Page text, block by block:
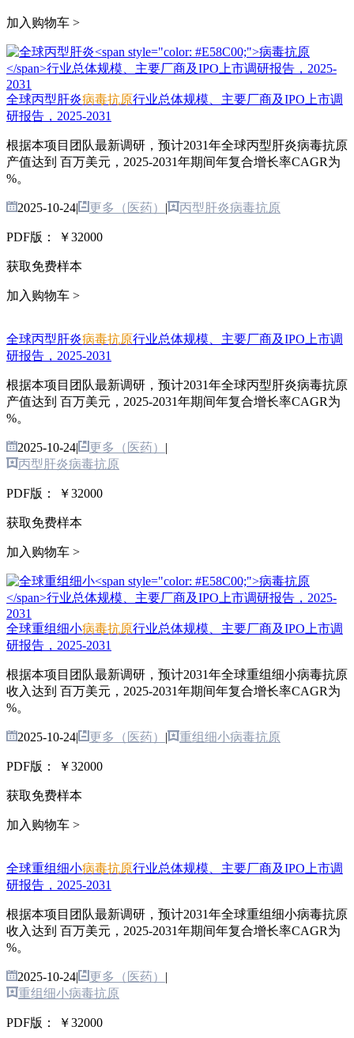
加入购物车 >
全球丙型肝炎病毒抗原行业总体规模、主要厂商及IPO上市调
研报告，2025-2031
根据本项目团队最新调研，预计2031年全球丙型肝炎病毒抗原
产值达到 百万美元，2025-2031年期间年复合增长率CAGR为
%。
2025-10-24| 更多（医药） | 丙型肝炎病毒抗原
PDF版： ￥32000
获取免费样本
加入购物车 >
全球丙型肝炎病毒抗原行业总体规模、主要厂商及IPO上市调
研报告，2025-2031
根据本项目团队最新调研，预计2031年全球丙型肝炎病毒抗原
产值达到 百万美元，2025-2031年期间年复合增长率CAGR为
%。
2025-10-24| 更多（医药） |
丙型肝炎病毒抗原
PDF版： ￥32000
获取免费样本
加入购物车 >
全球重组细小病毒抗原行业总体规模、主要厂商及IPO上市调
研报告，2025-2031
根据本项目团队最新调研，预计2031年全球重组细小病毒抗原
收入达到 百万美元，2025-2031年期间年复合增长率CAGR为
%。
2025-10-24| 更多（医药） | 重组细小病毒抗原
PDF版： ￥32000
获取免费样本
加入购物车 >
全球重组细小病毒抗原行业总体规模、主要厂商及IPO上市调
研报告，2025-2031
根据本项目团队最新调研，预计2031年全球重组细小病毒抗原
收入达到 百万美元，2025-2031年期间年复合增长率CAGR为
%。
2025-10-24| 更多（医药） |
重组细小病毒抗原
PDF版： ￥32000